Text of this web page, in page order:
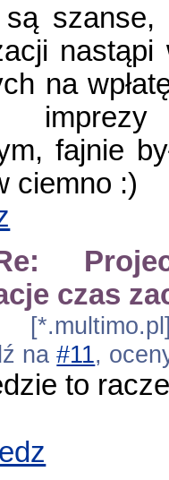
szanse,
na
fajnie
ciemno :)
czas
na#11,
to